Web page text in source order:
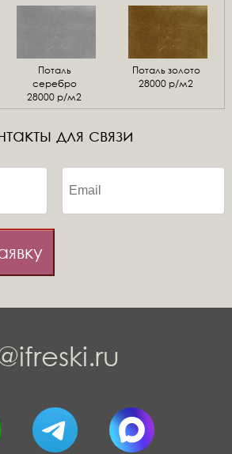
Поталь
серебро
28000 р/м2
Поталь золото
28000 р/м2
для связи